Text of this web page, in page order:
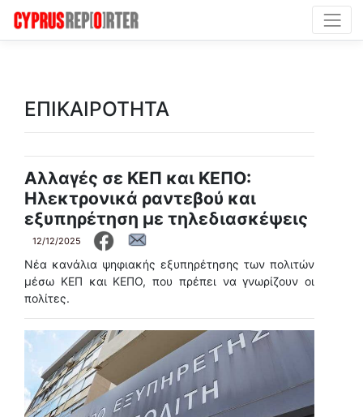
ΕΠΙΚΑΙΡΟΤΗΤΑ
Αλλαγές σε ΚΕΠ και ΚΕΠΟ:
Ηλεκτρονικά ραντεβού και
εξυπηρέτηση με τηλεδιασκέψεις
12/12/2025
Νέα κανάλια ψηφιακής εξυπηρέτησης των πολιτών
μέσω ΚΕΠ και ΚΕΠΟ, που πρέπει να γνωρίζουν οι
πολίτες.